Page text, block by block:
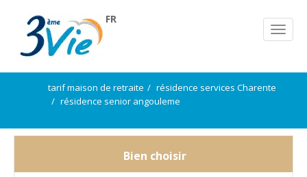
FR
tarif maison de retraite
résidence services Charente
résidence senior angouleme
Bien choisir